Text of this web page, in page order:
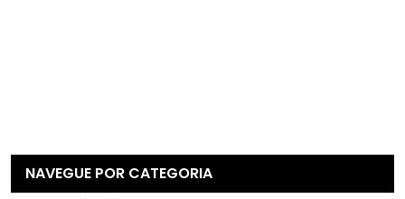
NAVEGUE POR CATEGORIA